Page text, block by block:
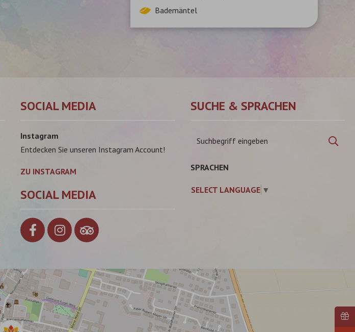
Bademäntel
SOCIAL MEDIA
Instagram
Entdecken Sie unseren Instagram Account!
ZU INSTAGRAM
SOCIAL MEDIA
SUCHE & SPRACHEN
SPRACHEN
SELECT LANGUAGE ▼